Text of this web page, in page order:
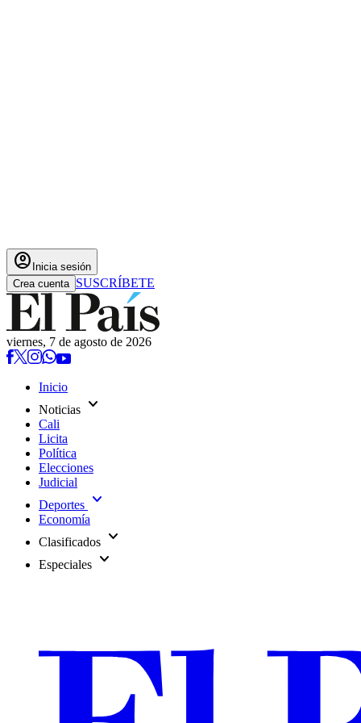
account_circle Inicia sesión
Crea cuenta SUSCRÍBETE
viernes, 7 de agosto de 2026
Inicio
Noticias expand_more
Cali
Licita
Política
Elecciones
Judicial
Deportes expand_more
Economía
Clasificados expand_more
Especiales expand_more